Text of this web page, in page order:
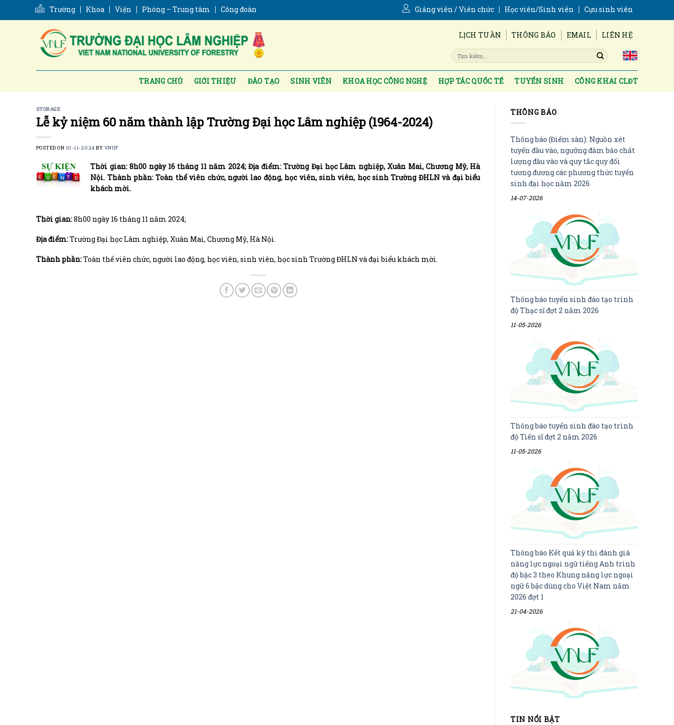
Trường Khoa Viện Phòng – Trung tâm Công đoàn Giảng viên / Viên chức Học viên/Sinh viên Cựu sinh viên
LỊCH TUẦN THÔNG BÁO EMAIL LIÊN HỆ
TRANG CHỦ GIỚI THIỆU ĐÀO TẠO SINH VIÊN KHOA HỌC CÔNG NGHỆ HỢP TÁC QUỐC TẾ TUYỂN SINH CÔNG KHAI CLĐT
STORAGE
Lễ kỷ niệm 60 năm thành lập Trường Đại học Lâm nghiệp (1964-2024)
POSTED ON 10-11-2024 BY VNUF
Thời gian: 8h00 ngày 16 tháng 11 năm 2024; Địa điểm: Trường Đại học Lâm nghiệp, Xuân Mai, Chương Mỹ, Hà
Nội. Thành phần: Toàn thể viên chức, người lao động, học viên, sinh viên, học sinh Trường ĐHLN và đại biểu
khách mời.
Thời gian:8h00 ngày 16 tháng 11 năm 2024;
Địa điểm:Trường Đại học Lâm nghiệp, Xuân Mai, Chương Mỹ, Hà Nội.
Thành phần:Toàn thể viên chức, người lao động, học viên, sinh viên, học sinh Trường ĐHLN và đại biểu khách mời.
THÔNG BÁO
Thông báo (Điểm sàn): Nguồn xét
tuyển đầu vào, ngưỡng đảm bảo chất
lượng đầu vào và quy tắc quy đổi
tương đương các phương thức tuyển
sinh đại học năm 2026
14-07-2026
Thông báo tuyển sinh đào tạo trình
độ Thạc sĩ đợt 2 năm 2026
11-05-2026
Thông báo tuyển sinh đào tạo trình
độ Tiến sĩ đợt 2 năm 2026
11-05-2026
Thông báo Kết quả kỳ thi đánh giá
năng lực ngoại ngữ tiếng Anh trình
độ bậc 3 theo Khung năng lực ngoại
ngữ 6 bậc dùng cho Việt Nam năm
2026 đợt 1
21-04-2026
TIN NỔI BẬT